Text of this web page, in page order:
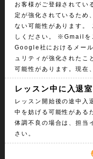
お客様がご登録されてい
定が強化されているため
ない可能性があります。
しください。 ※Gmailを
Google社におけるメー
ュリティが強化されたこ
可能性があります。現在
レッスン中に入退
レッスン開始後の途中入
中を妨げる可能性があ
体調不良の場合は、担当
さい。